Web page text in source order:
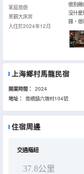
家庭旅遊
景觀大床房
入住於2024年12月
很別緻
沒什麼
錯，很
上海鄉村馬龍民宿
開業時間： 2024
地址： 南橋鎮六墩村104號
住宿周邊
交通樞紐
37.8公里